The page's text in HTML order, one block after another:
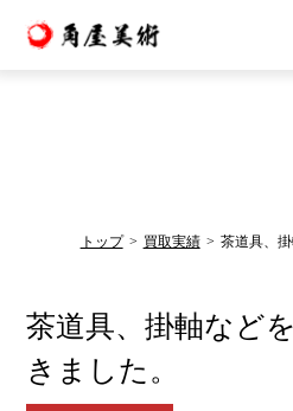
トップ 買取実績 茶道具、
茶道具、掛軸など
きました。